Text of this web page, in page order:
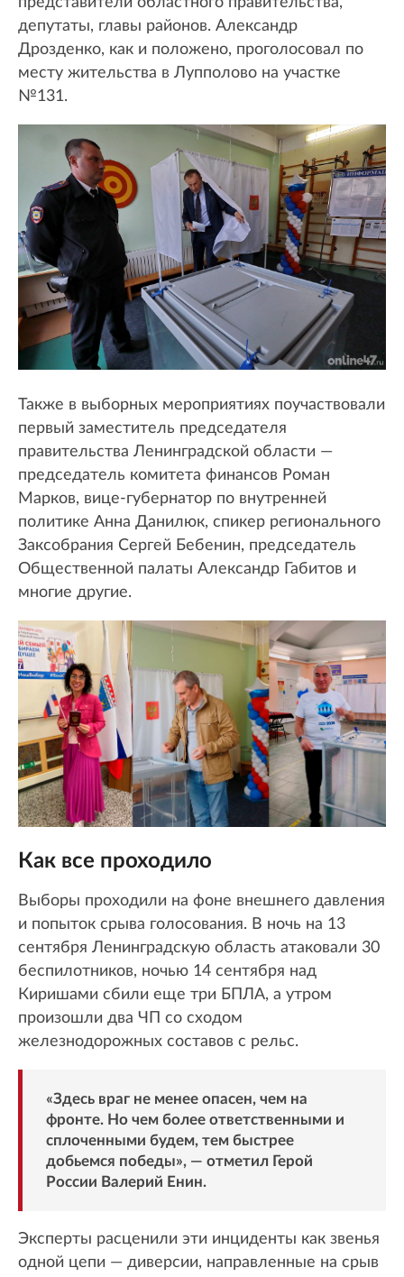
депутаты, главы районов. Александр
Дрозденко, как и положено, проголосовал по
месту жительства в Лупполово на участке
№131.
Также в выборных мероприятиях поучаствовали
первый заместитель председателя
правительства Ленинградской области —
председатель комитета финансов Роман
Марков, вице-губернатор по внутренней
политике Анна Данилюк, спикер регионального
Заксобрания Сергей Бебенин, председатель
Общественной палаты Александр Габитов и
многие другие.
Как все проходило
Выборы проходили на фоне внешнего давления
и попыток срыва голосования. В ночь на 13
сентября Ленинградскую область атаковали 30
беспилотников, ночью 14 сентября над
Киришами сбили еще три БПЛА, а утром
произошли два ЧП со сходом
железнодорожных составов с рельс.
«Здесь враг не менее опасен, чем на
фронте. Но чем более ответственными и
сплоченными будем, тем быстрее
добьемся победы», — отметил Герой
России Валерий Енин.
Эксперты расценили эти инциденты как звенья
одной цепи — диверсии, направленные на срыв